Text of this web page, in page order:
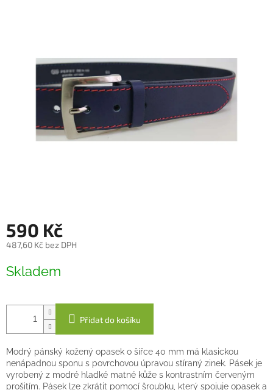
590 Kč
487,60 Kč bez DPH
cena:
Skladem
Přidat do košíku
Modrý pánský kožený opasek o šířce 40 mm má klasickou
nenápadnou sponu s povrchovou úpravou stíraný zinek. Pásek je
vyrobený z modré hladké matné kůže s kontrastním červeným
prošitím. Pásek lze zkrátit pomocí šroubku, který spojuje opasek a